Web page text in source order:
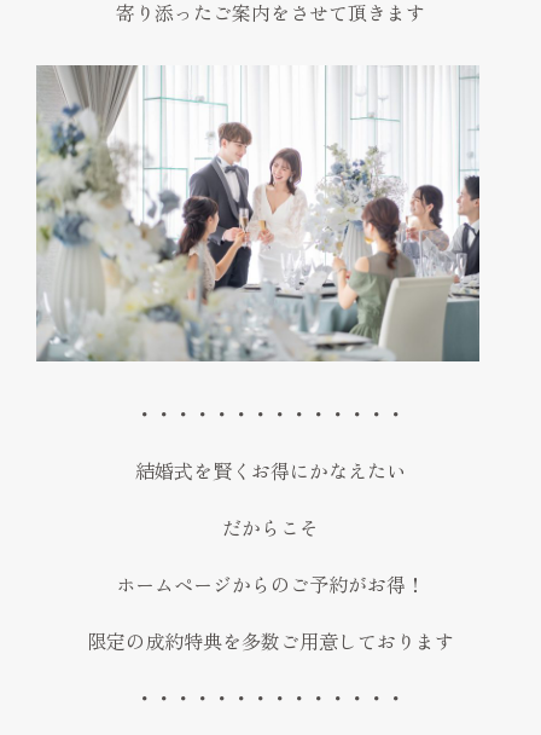
寄り添ったご案内をさせて頂きます
・・・・・・・・・・・・・・
結婚式を賢くお得にかなえたい
だからこそ
ホームページからのご予約がお得！
限定の成約特典を多数ご用意しております
・・・・・・・・・・・・・・